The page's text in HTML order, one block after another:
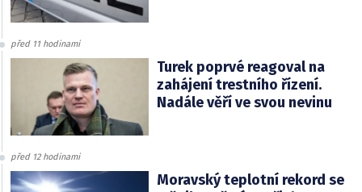
před 11 hodinami
Turek poprvé reagoval na
zahájení trestního řízení.
Nadále věří ve svou nevinu
před 12 hodinami
Moravský teplotní rekord se